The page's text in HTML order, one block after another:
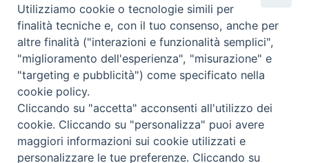
Scrivici
Copyright © 2019 - Tutti i diritti riservati - Vita
Trentina Editrice
Privacy Policy
Utilizziamo cookie o tecnologie simili per
finalità tecniche e, con il tuo consenso, anche per
altre finalità ("interazioni e funzionalità semplici",
"miglioramento dell'esperienza", "misurazione" e
"targeting e pubblicità") come specificato nella
cookie policy.
Cliccando su "accetta" acconsenti all'utilizzo dei
cookie. Cliccando su "personalizza" puoi avere
maggiori informazioni sui cookie utilizzati e
personalizzare le tue preferenze. Cliccando su